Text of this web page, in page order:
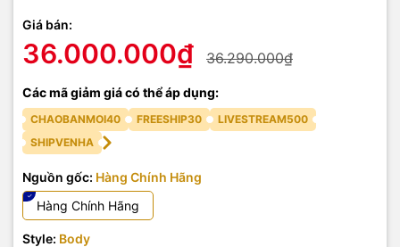
Giá bán:
36.000.000₫ 36.290.000₫
Các mã giảm giá có thể áp dụng:
CHAOBANMOI40 FREESHIP30
LIVESTREAM500
SHIPVENHA
Nguồn gốc: Hàng Chính Hãng
Hàng Chính Hãng
Style: Body